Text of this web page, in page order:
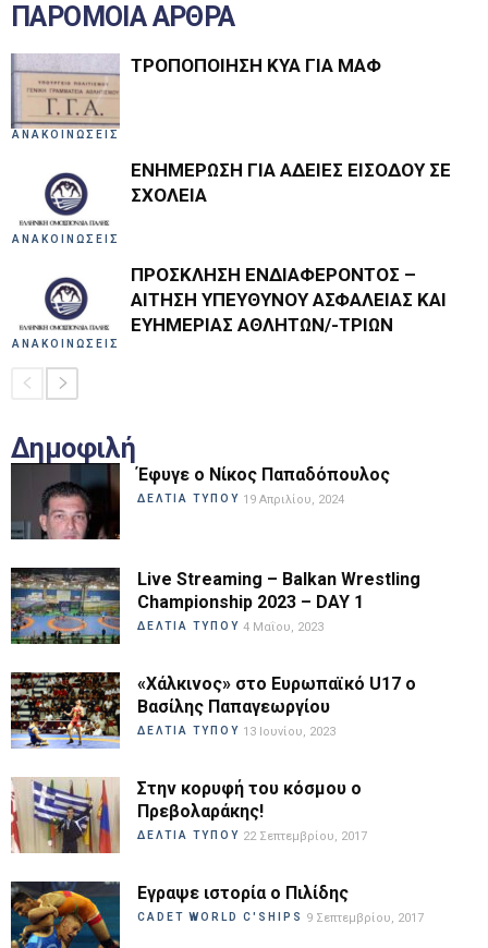
ΠΑΡΟΜΟΙΑ ΑΡΘΡΑ
ΑΝΑΚΟΙΝΩΣΕΙΣ
ΤΡΟΠΟΠΟΙΗΣΗ ΚΥΑ ΓΙΑ ΜΑΦ
ΑΝΑΚΟΙΝΩΣΕΙΣ
ΕΝΗΜΕΡΩΣΗ ΓΙΑ ΑΔΕΙΕΣ ΕΙΣΟΔΟΥ ΣΕ
ΣΧΟΛΕΙΑ
ΑΝΑΚΟΙΝΩΣΕΙΣ
ΠΡΟΣΚΛΗΣΗ ΕΝΔΙΑΦΕΡΟΝΤΟΣ –
ΑΙΤΗΣΗ ΥΠΕΥΘΥΝΟΥ ΑΣΦΑΛΕΙΑΣ ΚΑΙ
ΕΥΗΜΕΡΙΑΣ ΑΘΛΗΤΩΝ/-ΤΡΙΩΝ
Δημοφιλή
Έφυγε ο Νίκος Παπαδόπουλος
ΔΕΛΤΙΑ ΤΥΠΟΥ 19 Απριλίου, 2024
Live Streaming – Balkan Wrestling
Championship 2023 – DAY 1
ΔΕΛΤΙΑ ΤΥΠΟΥ 4 Μαΐου, 2023
«Χάλκινος» στο Ευρωπαϊκό U17 ο
Βασίλης Παπαγεωργίου
ΔΕΛΤΙΑ ΤΥΠΟΥ 13 Ιουνίου, 2023
Στην κορυφή του κόσμου ο
Πρεβολαράκης!
ΔΕΛΤΙΑ ΤΥΠΟΥ 22 Σεπτεμβρίου, 2017
Εγραψε ιστορία ο Πιλίδης
CADET WORLD C'SHIPS 9 Σεπτεμβρίου, 2017